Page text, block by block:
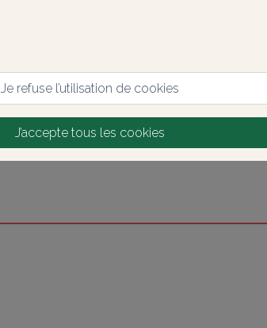
Je refuse l’utilisation de cookies
J’accepte tous les cookies